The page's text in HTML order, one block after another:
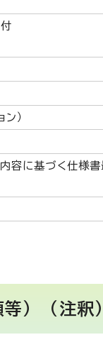
）
容に基づく仕様
） （注釈